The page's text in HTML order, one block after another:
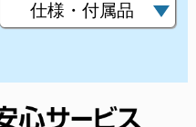
仕様・付属品